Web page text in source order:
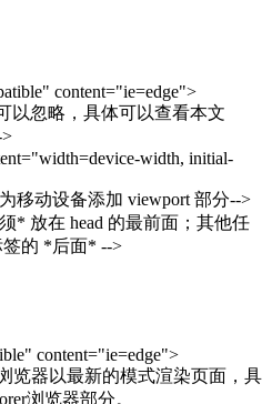
content="ie=edge">
以忽略，具体可以查看本文
width, initial-
移动设备添加 viewport 部分-->
* 放在 head 的最前面；其他任
签的 *后面* -->
content="ie=edge">
览器以最新的模式渲染页面，具
浏览器部分。